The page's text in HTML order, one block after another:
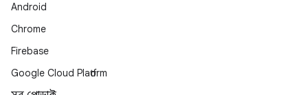
Android
Chrome
Firebase
Google Cloud Platform